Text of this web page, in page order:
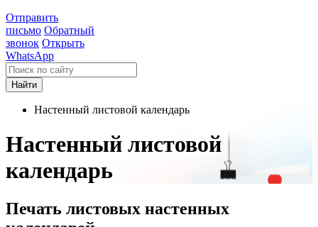
Отправить
письмо Обратный
звонок Открыть
WhatsApp
Найти
Настенный листовой календарь
Настенный листовой
календарь
Печать листовых настенных